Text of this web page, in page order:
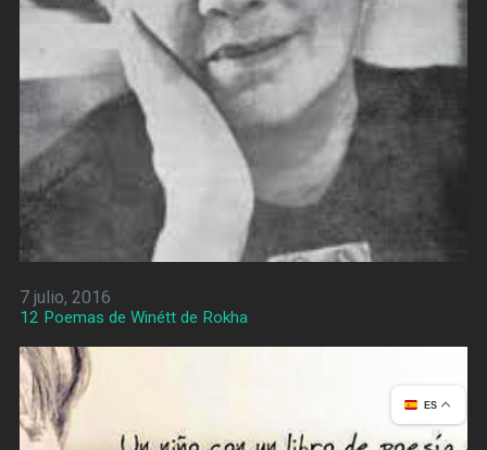
7 julio, 2016
12 Poemas de Winétt de Rokha
ES